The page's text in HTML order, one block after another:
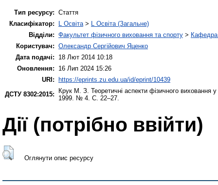
Тип ресурсу: Стаття
Класифікатор:
L Освіта > L Освіта (Загальне)
Відділи: Факультет фізичного виховання та спорту > Кафедра
Користувач: Олександр Сергійович Яценко
Дата подачі:
18 Лют 2014 10:18
Оновлення:
16 Лип 2024 15:26
URI: https://eprints.zu.edu.ua/id/eprint/10439
ДСТУ 8302:2015:
Крук М. З. Теоретичні аспекти фізичного виховання
1999. № 4. С. 22–27.
Дії ​​(потрібно ввійти)
Оглянути опис ресурсу